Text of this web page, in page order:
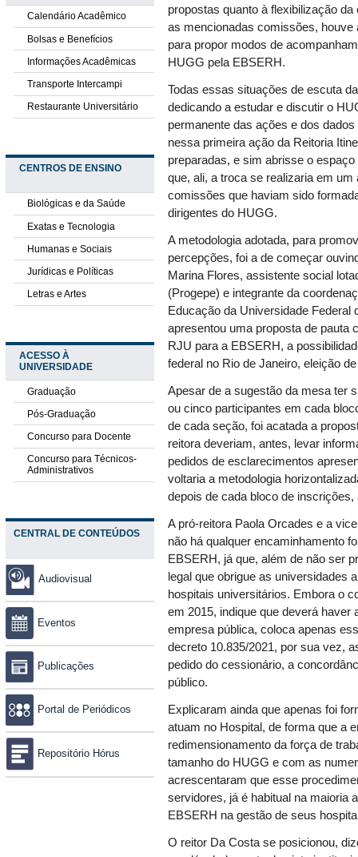
Calendário Acadêmico
Bolsas e Benefícios
Informações Acadêmicas
Transporte Intercampi
Restaurante Universitário
CENTROS DE ENSINO
Biológicas e da Saúde
Exatas e Tecnologia
Humanas e Sociais
Jurídicas e Políticas
Letras e Artes
ACESSO À
UNIVERSIDADE
Graduação
Pós-Graduação
Concurso para Docente
Concurso para Técnicos-
Administrativos
CENTRAL DE CONTEÚDOS
Audiovisual
Eventos
Publicações
Portal de Periódicos
Repositório Hórus
propostas quanto à flexibilização
as mencionadas comissões, houve
para propor modos de
HUGG pela EBSERH.
Todas essas situações de escuta
dedicando a estudar e discutir o
permanente das ações e dos
nessa primeira ação da Reitoria
preparadas, e sim abrisse o
que, ali, a troca se realizaria em
comissões que haviam sido
dirigentes do HUGG.
A metodologia adotada, para
percepções, foi a de começar
Marina Flores, assistente social
(Progepe) e integrante da
Educação da Universidade Federal
apresentou uma proposta de pauta
RJU para a EBSERH, a
federal no Rio de Janeiro, eleição
Apesar de a sugestão da mesa ter
ou cinco participantes em cada
de cada seção, foi acatada a
reitora deveriam, antes, levar
pedidos de esclarecimentos
voltaria a metodologia
depois de cada bloco de
A pró-reitora Paola Orcades e a
não há qualquer encaminhamento
EBSERH, já que, além de não ser
legal que obrigue as universidades
hospitais universitários. Embora o
em 2015, indique que deverá haver
empresa pública, coloca apenas
decreto 10.835/2021, por sua vez,
pedido do cessionário, a
público.
Explicaram ainda que apenas foi
atuam no Hospital, de forma que a
redimensionamento da força de
tamanho do HUGG e com as
acrescentaram que esse
servidores, já é habitual na maioria
EBSERH na gestão de seus
O reitor Da Costa se posicionou,